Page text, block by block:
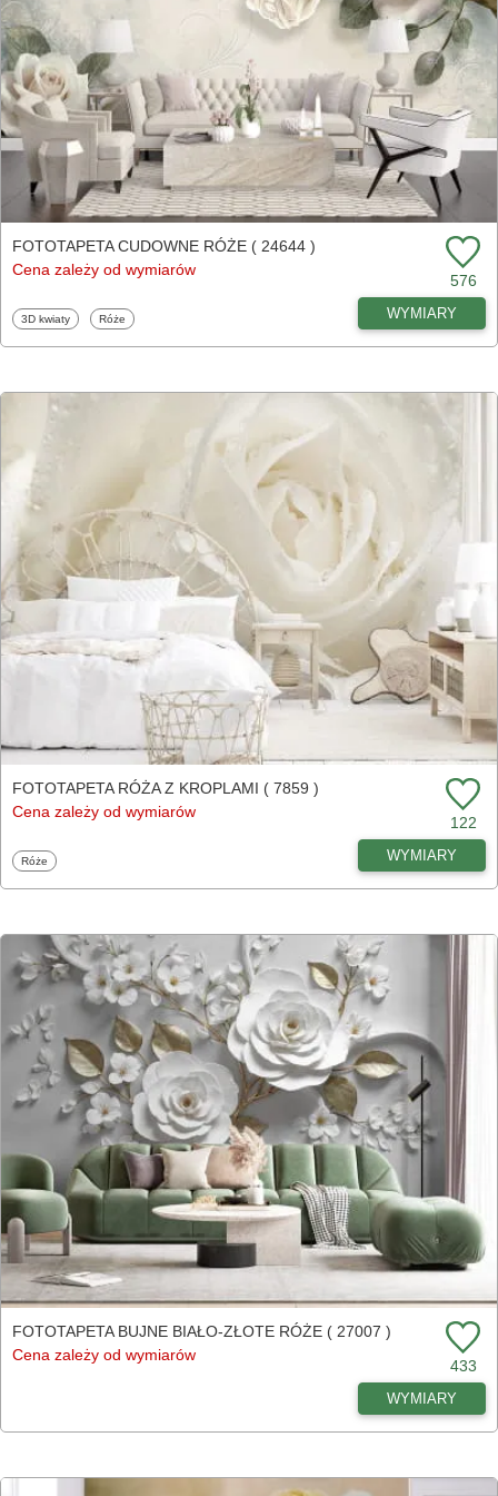
FOTOTAPETA CUDOWNE RÓŻE ( 24644 )
Cena zależy od wymiarów
576
Fototapety
3D kwiaty Fototapety
Róże WYMIARY
FOTOTAPETA RÓŻA Z KROPLAMI ( 7859 )
Cena zależy od wymiarów
122
Fototapety
Róże WYMIARY
FOTOTAPETA BUJNE BIAŁO-ZŁOTE RÓŻE ( 27007 )
Cena zależy od wymiarów
433
WYMIARY